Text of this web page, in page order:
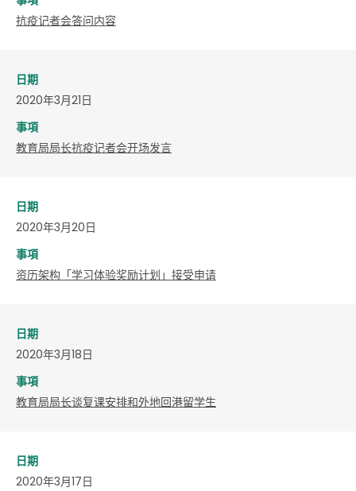
抗疫记者会答问内容
日期
2020年3月21日
事項
教育局局长抗疫记者会开场发言
日期
2020年3月20日
事項
资历架构「学习体验奖励计划」接受申请
日期
2020年3月18日
事項
教育局局长谈复课安排和外地回港留学生
日期
2020年3月17日